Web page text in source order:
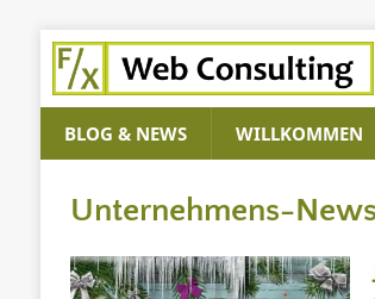
BLOG & NEWS WILLKOMMEN
Unternehmens-News